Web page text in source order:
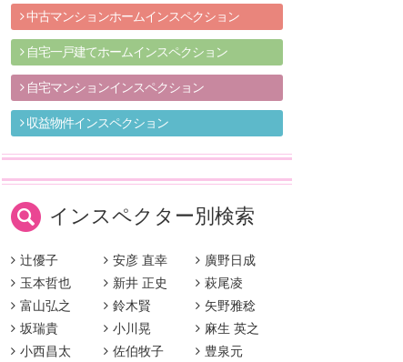
中古マンションホームインスペクション
自宅一戸建てホームインスペクション
自宅マンションインスペクション
収益物件インスペクション
インスペクター別検索
辻優子 安彦 直幸
廣野日成
玉本哲也
新井 正史
萩尾凌
富山弘之
鈴木賢
矢野雅稔
坂瑞貴
小川晃
麻生 英之
小西昌太
佐伯牧子
豊泉元